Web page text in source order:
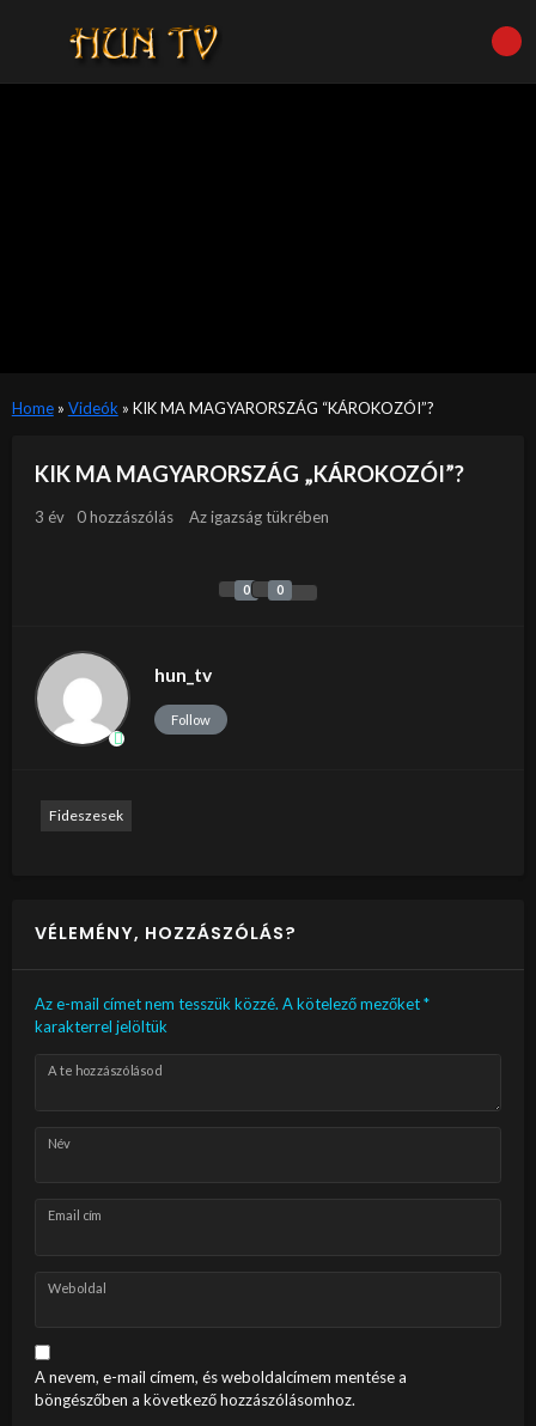
Home» Videók » KIK MA MAGYARORSZÁG “KÁROKOZÓI”?
KIK MA MAGYARORSZÁG „KÁROKOZÓI”?
3 év 0 hozzászólás Az igazság tükrében
0 0
hun_tv
Follow
Fideszesek
VÉLEMÉNY, HOZZÁSZÓLÁS?
Az e-mail címet nem tesszük közzé. A kötelező mezőket*
karakterrel jelöltük
A te hozzászólásod
Név
Email cím
Weboldal
A nevem, e-mail címem, és weboldalcímem mentése a
böngészőben a következő hozzászólásomhoz.